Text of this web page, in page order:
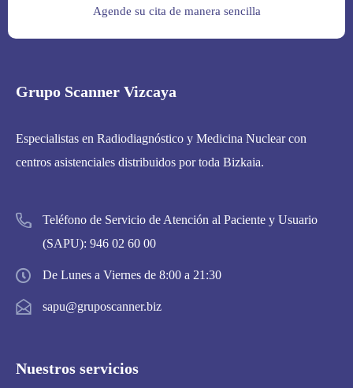
Agende su cita de manera sencilla
Grupo Scanner Vizcaya
Especialistas en Radiodiagnóstico y Medicina Nuclear con
centros asistenciales distribuidos por toda Bizkaia.
Teléfono de Servicio de Atención al Paciente y Usuario
(SAPU): 946 02 60 00
De Lunes a Viernes de 8:00 a 21:30
sapu@gruposcanner.biz
Nuestros servicios